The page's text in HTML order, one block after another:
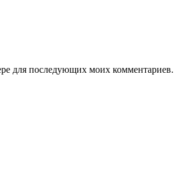
для последующих моих комментариев.